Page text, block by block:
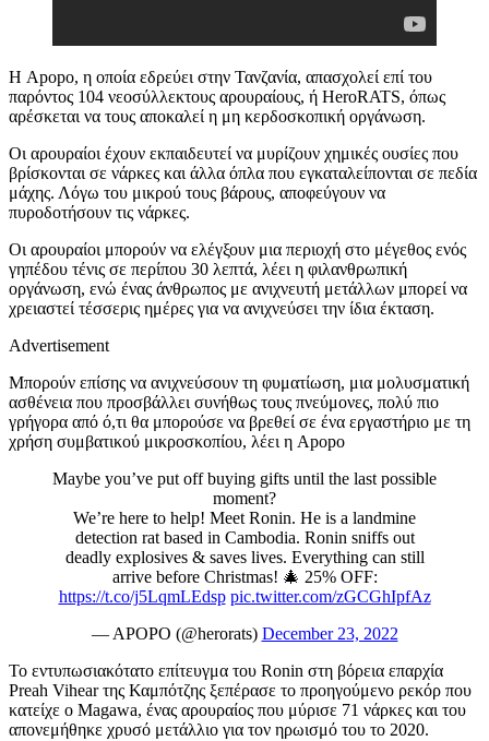
Η Apopo, η οποία εδρεύει στην Τανζανία, απασχολεί επί του
παρόντος 104 νεοσύλλεκτους αρουραίους, ή HeroRATS, όπως
αρέσκεται να τους αποκαλεί η μη κερδοσκοπική οργάνωση.
Οι αρουραίοι έχουν εκπαιδευτεί να μυρίζουν χημικές ουσίες που
βρίσκονται σε νάρκες και άλλα όπλα που εγκαταλείπονται σε πεδία
μάχης. Λόγω του μικρού τους βάρους, αποφεύγουν να
πυροδοτήσουν τις νάρκες.
Οι αρουραίοι μπορούν να ελέγξουν μια περιοχή στο μέγεθος ενός
γηπέδου τένις σε περίπου 30 λεπτά, λέει η φιλανθρωπική
οργάνωση, ενώ ένας άνθρωπος με ανιχνευτή μετάλλων μπορεί να
χρειαστεί τέσσερις ημέρες για να ανιχνεύσει την ίδια έκταση.
Advertisement
Μπορούν επίσης να ανιχνεύσουν τη φυματίωση, μια μολυσματική
ασθένεια που προσβάλλει συνήθως τους πνεύμονες, πολύ πιο
γρήγορα από ό,τι θα μπορούσε να βρεθεί σε ένα εργαστήριο με τη
χρήση συμβατικού μικροσκοπίου, λέει η Apopo
Maybe you’ve put off buying gifts until the last possible
moment?
We’re here to help! Meet Ronin. He is a landmine
detection rat based in Cambodia. Ronin sniffs out
deadly explosives & saves lives. Everything can still
arrive before Christmas! 🎄 25% OFF:
https://t.co/j5LqmLEdsp pic.twitter.com/zGCGhIpfAz
— APOPO (@herorats) December 23, 2022
Το εντυπωσιακότατο επίτευγμα του Ronin στη βόρεια επαρχία
Preah Vihear της Καμπότζης ξεπέρασε το προηγούμενο ρεκόρ που
κατείχε ο Magawa, ένας αρουραίος που μύρισε 71 νάρκες και του
απονεμήθηκε χρυσό μετάλλιο για τον ηρωισμό του το 2020.